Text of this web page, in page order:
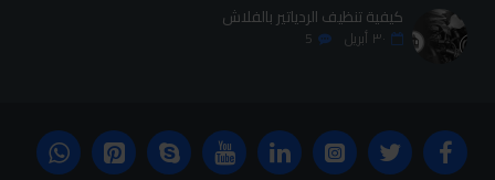
كيفية تنظيف الردياتير بالفلاش
٣٠ أبريل 5